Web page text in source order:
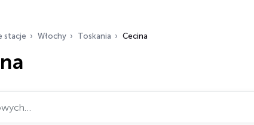
stacje Włochy Toskania Cecina